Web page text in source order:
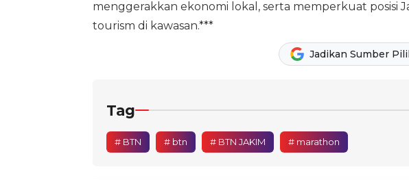
menggerakkan ekonomi lokal, serta memperkuat posisi
tourism di kawasan.***
Jadikan Sumber
Tag
# BTN # btn # BTN JAKIM # marathon